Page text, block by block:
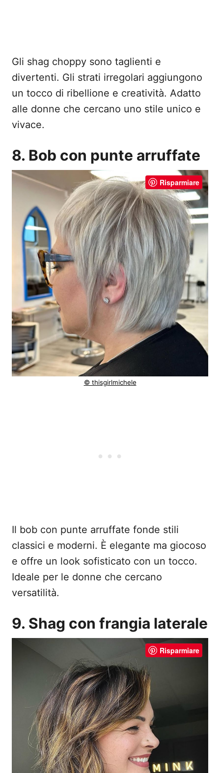
Gli shag choppy sono taglienti e
divertenti. Gli strati irregolari aggiungono
un tocco di ribellione e creatività. Adatto
alle donne che cercano uno stile unico e
vivace.
8. Bob con punte arruffate
Risparmiare
© thisgirlmichele
Il bob con punte arruffate fonde stili
classici e moderni. È elegante ma giocoso
e offre un look sofisticato con un tocco.
Ideale per le donne che cercano
versatilità.
9. Shag con frangia laterale
Risparmiare